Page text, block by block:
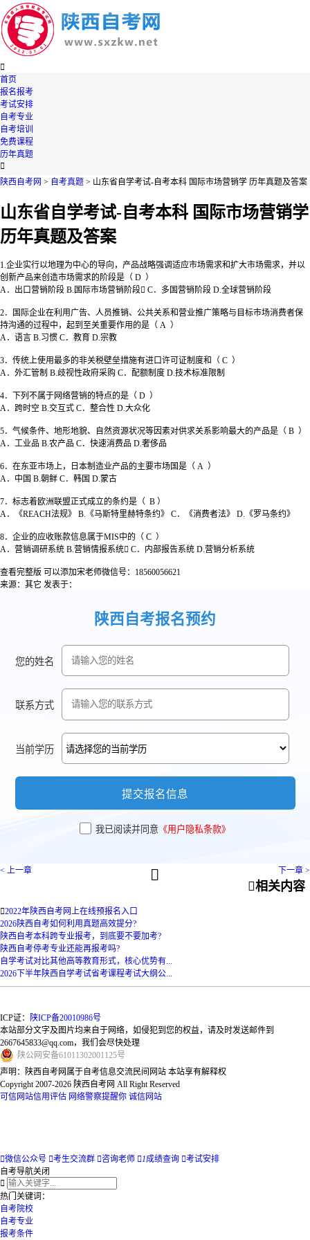

首页
报名报考
考试安排
自考专业
自考培训
免费课程
历年真题

陕西自考网 > 自考真题 > 山东省自学考试-自考本科 国际市场营销学 历年真题及答案
山东省自学考试-自考本科 国际市场营销学
历年真题及答案
1.企业实行以地理为中心的导向，产品战略强调适应市场需求和扩大市场需求，并以
创新产品来创造市场需求的阶段是（ D ）
A．出口营销阶段 B.国际市场营销阶段 C．多国营销阶段 D.全球营销阶段
2．国际企业在利用广告、人员推销、公共关系和营业推广策略与目标市场消费者保
持沟通的过程中，起到至关重要作用的是（ A ）
A．语言 B.习惯 C．教育 D.宗教
3．传统上使用最多的非关税壁垒措施有进口许可证制度和（ C ）
A．外汇管制 B.歧视性政府采购 C．配额制度 D.技术标准限制
4．下列不属于网络营销的特点的是（ D ）
A．跨时空 B.交互式 C．整合性 D.大众化
5．气候条件、地形地貌、自然资源状况等因素对供求关系影响最大的产品是（ B ）
A．工业品 B.农产品 C．快速消费品 D.奢侈品
6．在东亚市场上，日本制造业产品的主要市场国是（ A ）
A．中国 B.朝鲜 C．韩国 D.蒙古
7．标志着欧洲联盟正式成立的条约是（ B ）
A．《REACH法规》 B.《马斯特里赫特条约》 C．《消费者法》 D.《罗马条约》
8．企业的应收账款信息属于MIS中的（ C ）
A．营销调研系统 B.营销情报系统 C．内部报告系统 D.营销分析系统
查看完整版 可以添加宋老师微信号：18560056621
来源：其它 发表于：
陕西自考报名预约
您的姓名
联系方式
当前学历
提交报名信息
我已阅读并同意 《用户隐私条款》
< 上一章  下一章 >
相关内容
2022年陕西自考网上在线预报名入口
2026陕西自考如何利用真题高效提分?
陕西自考本科跨专业报考，到底要不要加考?
陕西自考停考专业还能再报考吗?
自学考试对比其他高等教育形式，核心优势有...
2026下半年陕西自学考试省考课程考试大纲公...
ICP证：
陕ICP备20010986号
本站部分文字及图片均来自于网络，如侵犯到您的权益，请及时发送邮件到
2667645833@qq.com，我们会尽快处理
陕公网安备61011302001125号
声明：陕西自考网属于自考信息交流民间网站 本站享有解释权
Copyright 2007-2026 陕西自考网 All Right Reserved
可信网站信用评估 网络警察提醒你 诚信网站
微信公众号 考生交流群 咨询老师 1成绩查询 考试安排
自考导航关闭

热门关键词：
自考院校
自考专业
报考条件